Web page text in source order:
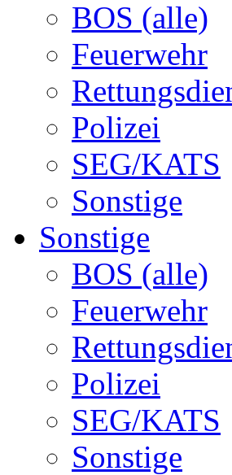
BOS (alle)
Feuerwehr
Polizei
SEG/KATS
Sonstige
Sonstige
BOS (alle)
Feuerwehr
Polizei
SEG/KATS
Sonstige